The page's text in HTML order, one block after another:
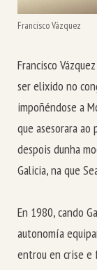
Francisco Vázquez
Francisco
ser elixido no
impoñéndose a
que asesorara
despois dunha
Galicia, na que
En 1980, cando
autonomía
entrou en crise e